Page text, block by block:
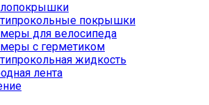
покрышки
для велосипеда
с герметиком
жидкость
лента